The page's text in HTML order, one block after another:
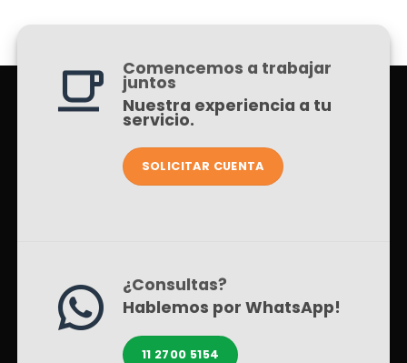
Comencemos a trabajar
juntos
Nuestra experiencia a tu
servicio.
SOLICITAR CUENTA
¿Consultas?
Hablemos por WhatsApp!
11 2700 5154